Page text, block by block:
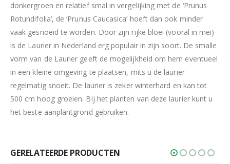
donkergroen en relatief smal in vergelijking met de ‘Prunus
Rotundifolia’, de ‘Prunus Caucasica’ hoeft dan ook minder
vaak gesnoeid te worden. Door zijn rijke bloei (vooral in mei)
is de Laurier in Nederland erg populair in zijn soort. De smalle
vorm van de Laurier geeft de mogelijkheid om hem eventueel
in een kleine omgeving te plaatsen, mits u de laurier
regelmatig snoeit. De laurier is zeker winterhard en kan tot
500 cm hoog groeien. Bij het planten van deze laurier kunt u
het beste aanplantgrond gebruiken.
GERELATEERDE PRODUCTEN